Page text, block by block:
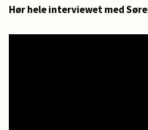
Hør hele interviewet med